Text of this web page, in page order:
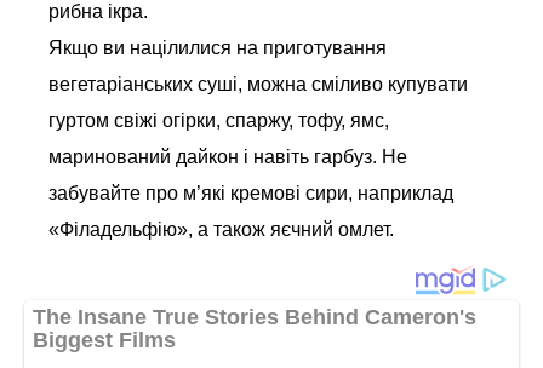
рибна ікра.
Якщо ви націлилися на приготування
вегетаріанських суші, можна сміливо купувати
гуртом свіжі огірки, спаржу, тофу, ямс,
маринований дайкон і навіть гарбуз. Не
забувайте про м’які кремові сири, наприклад
«Філадельфію», а також яєчний омлет.